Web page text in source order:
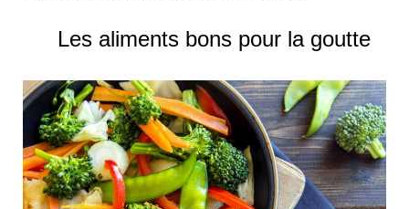
Les aliments bons pour la goutte